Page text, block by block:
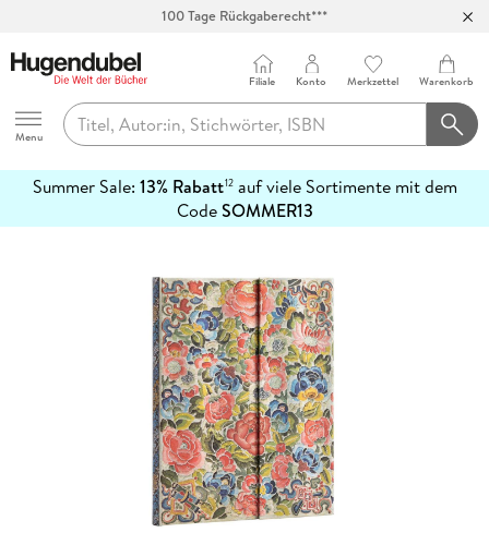
Hugendubel
Menu
Filiale Konto Merkzettel Warenkorb
Summer Sale: 13% Rabatt12auf viele Sortimente mit dem
CodeSOMMER13
erfahren